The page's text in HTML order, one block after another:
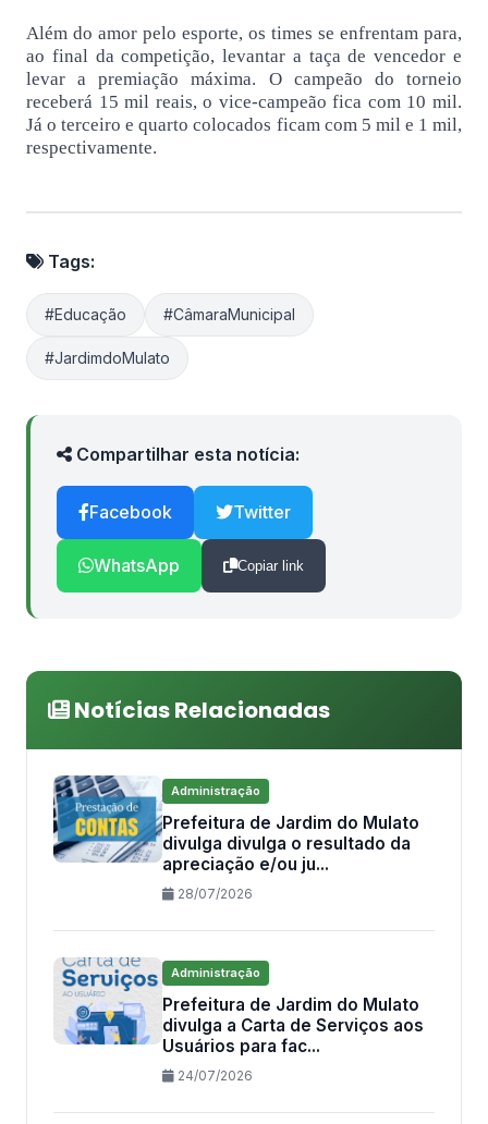
Além do amor pelo esporte, os times se enfrentam para,
ao final da competição, levantar a taça de vencedor e
levar a premiação máxima. O campeão do torneio
receberá 15 mil reais, o vice-campeão fica com 10 mil.
Já o terceiro e quarto colocados ficam com 5 mil e 1 mil,
respectivamente.
Tags:
#Educação #CâmaraMunicipal
#JardimdoMulato
Compartilhar esta notícia:
Facebook Twitter
WhatsApp Copiar link
Notícias Relacionadas
Administração
Prefeitura de Jardim do Mulato
divulga divulga o resultado da
apreciação e/ou ju...
28/07/2026
Administração
Prefeitura de Jardim do Mulato
divulga a Carta de Serviços aos
Usuários para fac...
24/07/2026